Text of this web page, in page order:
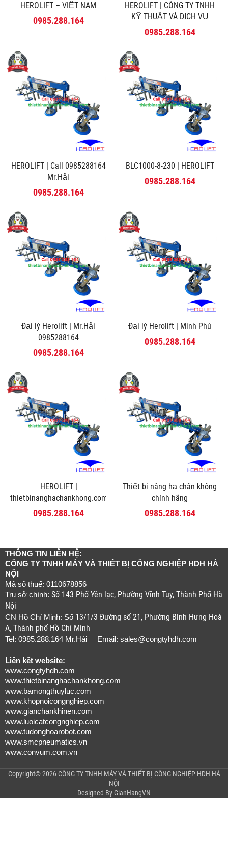
HEROLIFT – VIỆT NAM
0985.288.164
HEROLIFT | CÔNG TY TNHH
KỸ THUẬT VÀ DỊCH VỤ
MINH PHÚ
0985.288.164
HEROLIFT | Call 0985288164
Mr.Hải
0985.288.164
BLC1000-8-230 | HEROLIFT
0985.288.164
Đại lý Herolift | Mr.Hải
0985288164
0985.288.164
Đại lý Herolift | Minh Phú
0985.288.164
HEROLIFT |
thietbinanghachankhong.com
0985.288.164
Thiết bị nâng hạ chân không
chính hãng
0985.288.164
THÔNG TIN LIÊN HỆ:
CÔNG TY TNHH MÁY VÀ THIẾT BỊ CÔNG NGHIỆP HDH HÀ
NỘI
Mã số thuế: 0110678856
Trụ sở chính: Số 143 Phố Yên lạc, Phường Vĩnh Tuy, Thành Phố Hà
Nội
CN Hồ Chí Minh: Số 13/1/3 Đường số 21, Phường Bình Hưng Hoà
A, Thành phố Hồ Chí Minh
Tel: 0985.288.164 Mr.Hải Email: sales@congtyhdh.com
Liên kết website:
www.congtyhdh.com
www.thietbinanghachankhong.com
www.bamongthuyluc.com
www.khopnoicongnghiep.com
www.gianchankhinen.com
www.luoicatcongnghiep.com
www.tudonghoarobot.com
www.smcpneumatics.vn
www.convum.com.vn
Copyright© 2026 CÔNG TY TNHH MÁY VÀ THIẾT BỊ CÔNG NGHIỆP HDH HÀ
NỘI
Designed By GianHangVN